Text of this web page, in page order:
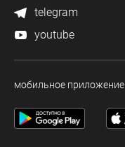
telegram
youtube
мобильное приложение